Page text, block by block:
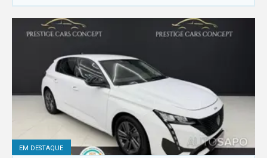
EM DESTAQUE